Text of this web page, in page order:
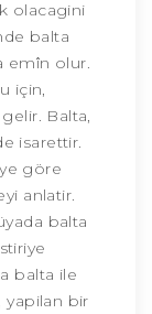
olacagini
balta
emîn olur.
için,
Balta,
isarettir.
göre
anlatir.
balta
balta ile
yapilan bir